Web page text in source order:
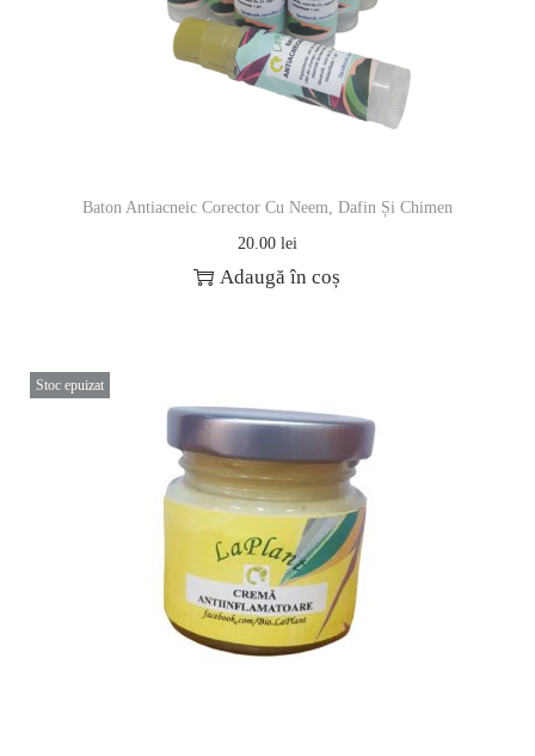
Baton Antiacneic Corector Cu Neem, Dafin Și Chimen
20.00 lei
Adaugă în coș
Stoc epuizat